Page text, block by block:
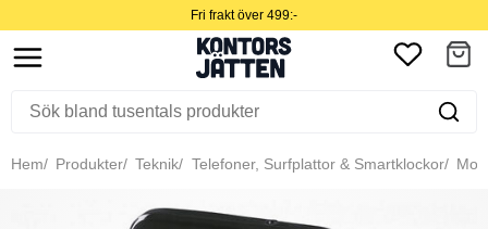
Fri frakt över 499:-
Hem Produkter Teknik Telefoner, Surfplattor & Smartklockor